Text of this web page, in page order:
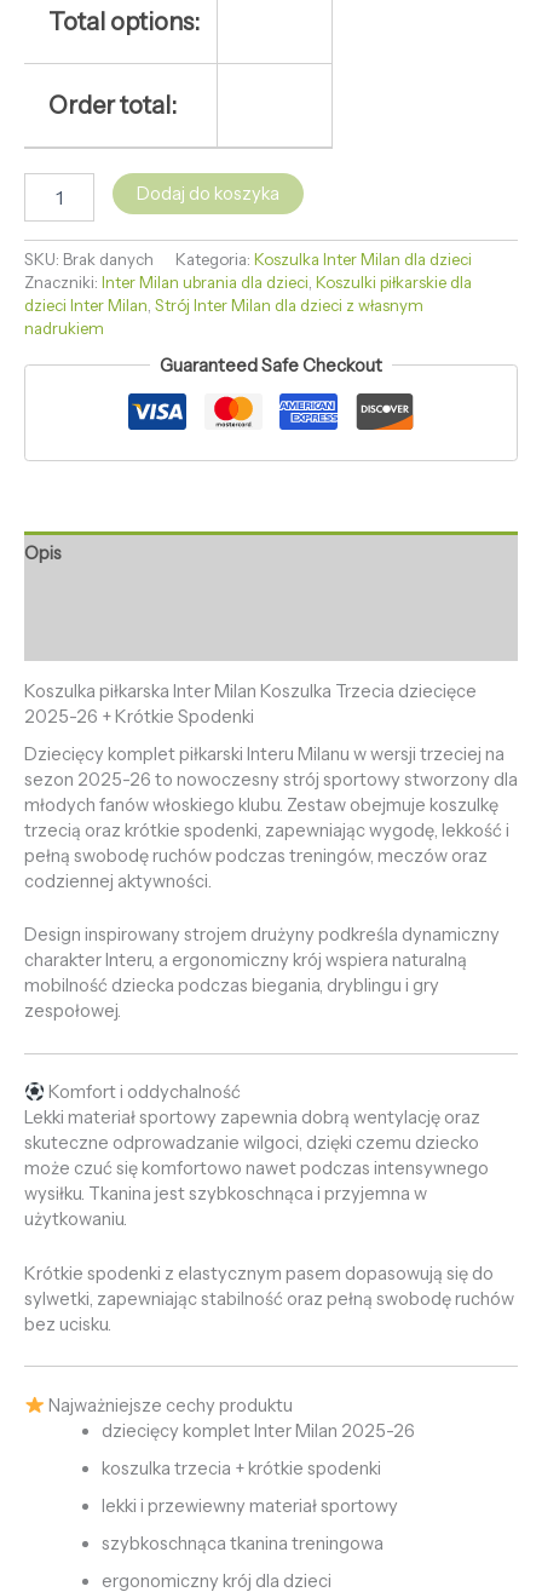
Total options:
Order total:
Dodaj do koszyka
SKU: Brak danych Kategoria: Koszulka Inter Milan dla dzieci
Znaczniki: Inter Milan ubrania dla dzieci, Koszulki piłkarskie dla
dzieci Inter Milan, Strój Inter Milan dla dzieci z własnym
nadrukiem
Guaranteed Safe Checkout
Opis
Koszulka piłkarska Inter Milan Koszulka Trzecia dziecięce
2025-26 + Krótkie Spodenki
Dziecięcy komplet piłkarski Interu Milanu w wersji trzeciej na
sezon 2025-26 to nowoczesny strój sportowy stworzony dla
młodych fanów włoskiego klubu. Zestaw obejmuje koszulkę
trzecią oraz krótkie spodenki, zapewniając wygodę, lekkość i
pełną swobodę ruchów podczas treningów, meczów oraz
codziennej aktywności.
Design inspirowany strojem drużyny podkreśla dynamiczny
charakter Interu, a ergonomiczny krój wspiera naturalną
mobilność dziecka podczas biegania, dryblingu i gry
zespołowej.
Komfort i oddychalność
Lekki materiał sportowy zapewnia dobrą wentylację oraz
skuteczne odprowadzanie wilgoci, dzięki czemu dziecko
może czuć się komfortowo nawet podczas intensywnego
wysiłku. Tkanina jest szybkoschnąca i przyjemna w
użytkowaniu.
Krótkie spodenki z elastycznym pasem dopasowują się do
sylwetki, zapewniając stabilność oraz pełną swobodę ruchów
bez ucisku.
Najważniejsze cechy produktu
dziecięcy komplet Inter Milan 2025-26
koszulka trzecia + krótkie spodenki
lekki i przewiewny materiał sportowy
szybkoschnąca tkanina treningowa
ergonomiczny krój dla dzieci